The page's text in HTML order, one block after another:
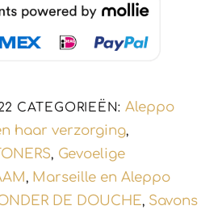
CATEGORIEËN: Aleppo
haar verzorging,
, Gevoelige
, Marseille en Aleppo
DE DOUCHE, Savons